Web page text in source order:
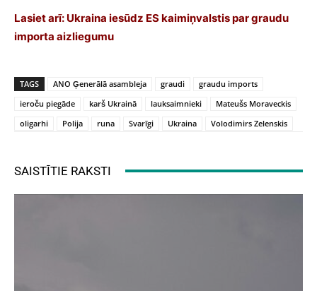
Lasiet arī: Ukraina iesūdz ES kaimiņvalstis par graudu
importa aizliegumu
TAGS ANO Ģenerālā asambleja graudi
graudu imports
ieroču piegāde
karš Ukrainā lauksaimnieki
Mateušs Moraveckis
oligarhi
Polija runa Svarīgi Ukraina Volodimirs Zelenskis
SAISTĪTIE RAKSTI